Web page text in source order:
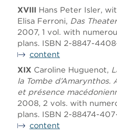
XVIII Hans Peter Isler,
Elisa Ferroni, Das Theater
2007, 1 vol. with
plans. ISBN 2-8847-
content
XIX Caroline Huguenot,
la Tombe
et présence
2008, 2 vols. with
plans. ISBN 2-88474-
content